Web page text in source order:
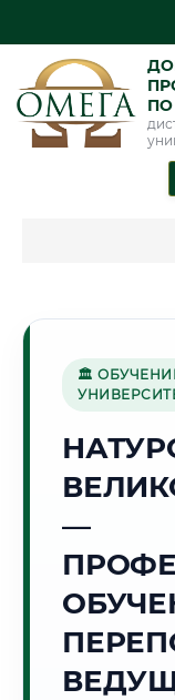
Погода в
🌅 Восход:
🏛
—